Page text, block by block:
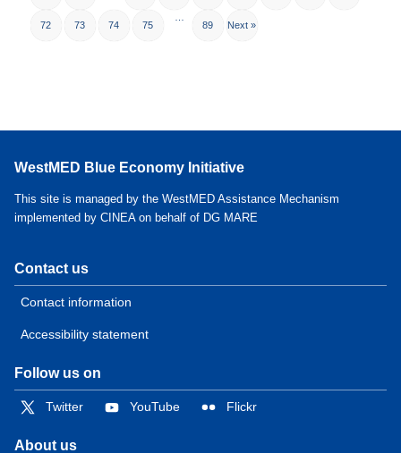
72 73 74 75 89 Next »
WestMED Blue Economy Initiative
This site is managed by the WestMED Assistance Mechanism
implemented by CINEA on behalf of DG MARE
Contact us
Contact information
Accessibility statement
Follow us on
Twitter YouTube Flickr
About us